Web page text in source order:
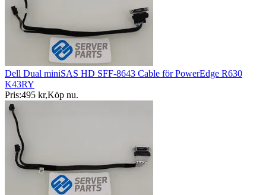
Dell Dual miniSAS HD SFF-8643 Cable för PowerEdge R630
K43RY
Pris:495 kr,Köp nu.